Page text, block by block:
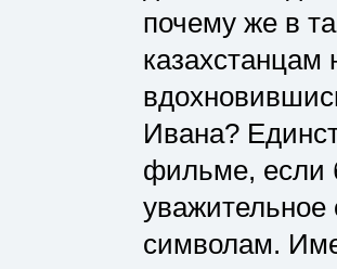
почему же в
казахстанцам
Ивана?
фильме, если
уважительное
символам.